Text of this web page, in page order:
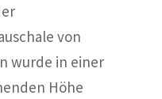
von
wurde in einer
Höhe